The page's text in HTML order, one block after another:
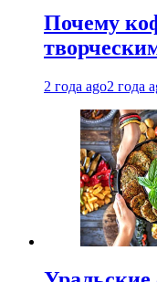
Почему
2 года ago2 года